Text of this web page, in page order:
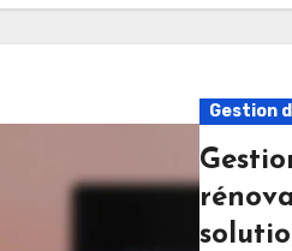
Gestion